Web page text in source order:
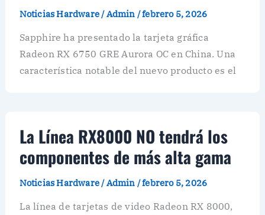
Noticias Hardware /Admin /febrero 5, 2026
Sapphire ha presentado la tarjeta gráfica
Radeon RX 6750 GRE Aurora OC en China. Una
característica notable del nuevo producto es el
La Línea RX8000 NO tendrá los
componentes de más alta gama
Noticias Hardware/Admin /febrero 5, 2026
La línea de tarjetas de video Radeon RX 8000,